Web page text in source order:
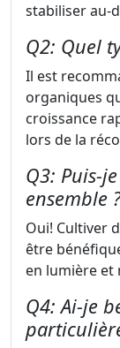
stabiliser au-
Q2: Quel
Il est
organiques
croissance
lors de la
Q3: Puis-
ensemble ?
Oui! Cultiver
être
en lumière et
Q4: Ai-je